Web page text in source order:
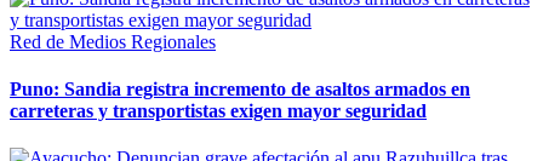
Red de Medios Regionales
Puno: Sandia registra incremento de asaltos armados en
carreteras y transportistas exigen mayor seguridad